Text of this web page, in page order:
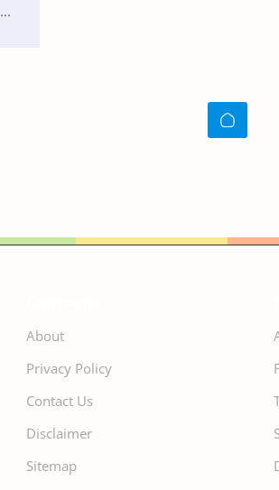
About
Privacy Policy
Contact Us
Disclaimer
Sitemap